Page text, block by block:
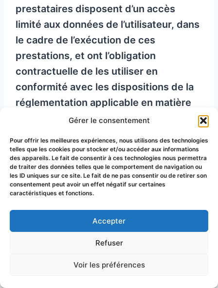
Gérer le consentement
Pour offrir les meilleures expériences, nous utilisons des technologies
telles que les cookies pour stocker et/ou accéder aux informations
des appareils. Le fait de consentir à ces technologies nous permettra
de traiter des données telles que le comportement de navigation ou
les ID uniques sur ce site. Le fait de ne pas consentir ou de retirer son
consentement peut avoir un effet négatif sur certaines
caractéristiques et fonctions.
Accepter
Refuser
Voir les préférences
prestataires disposent d’un accès
limité aux données de l’utilisateur, dans
le cadre de l’exécution de ces
prestations, et ont l’obligation
contractuelle de les utiliser en
conformité avec les dispositions de la
réglementation applicable en matière
protection des données à caractère
– si la loi l’exige, la Plateforme peut
effectuer la transmission de données
pour donner suite aux réclamations
présentées contre la Plateforme et se
conformer aux procédures
administratives et judiciaires.